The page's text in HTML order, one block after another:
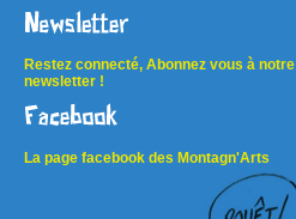
Restez connecté, Abonnez vous à notre
newsletter !
La page facebook des Montagn'Arts